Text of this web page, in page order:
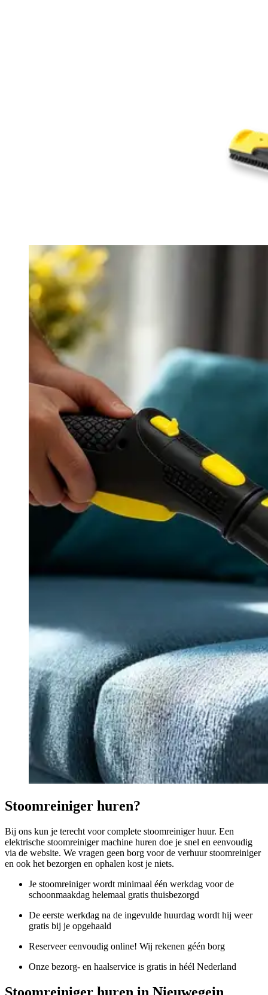
Stoomreiniger huren?
Bij ons kun je terecht voor complete stoomreiniger huur. Een
elektrische stoomreiniger machine huren doe je snel en eenvoudig
via de website. We vragen geen borg voor de verhuur stoomreiniger
en ook het bezorgen en ophalen kost je niets.
Je stoomreiniger wordt minimaal één werkdag voor de
schoonmaakdag helemaal gratis thuisbezorgd
De eerste werkdag na de ingevulde huurdag wordt hij weer
gratis bij je opgehaald
Reserveer eenvoudig online! Wij rekenen géén borg
Onze bezorg- en haalservice is gratis in héél Nederland
Stoomreiniger huren in Nieuwegein